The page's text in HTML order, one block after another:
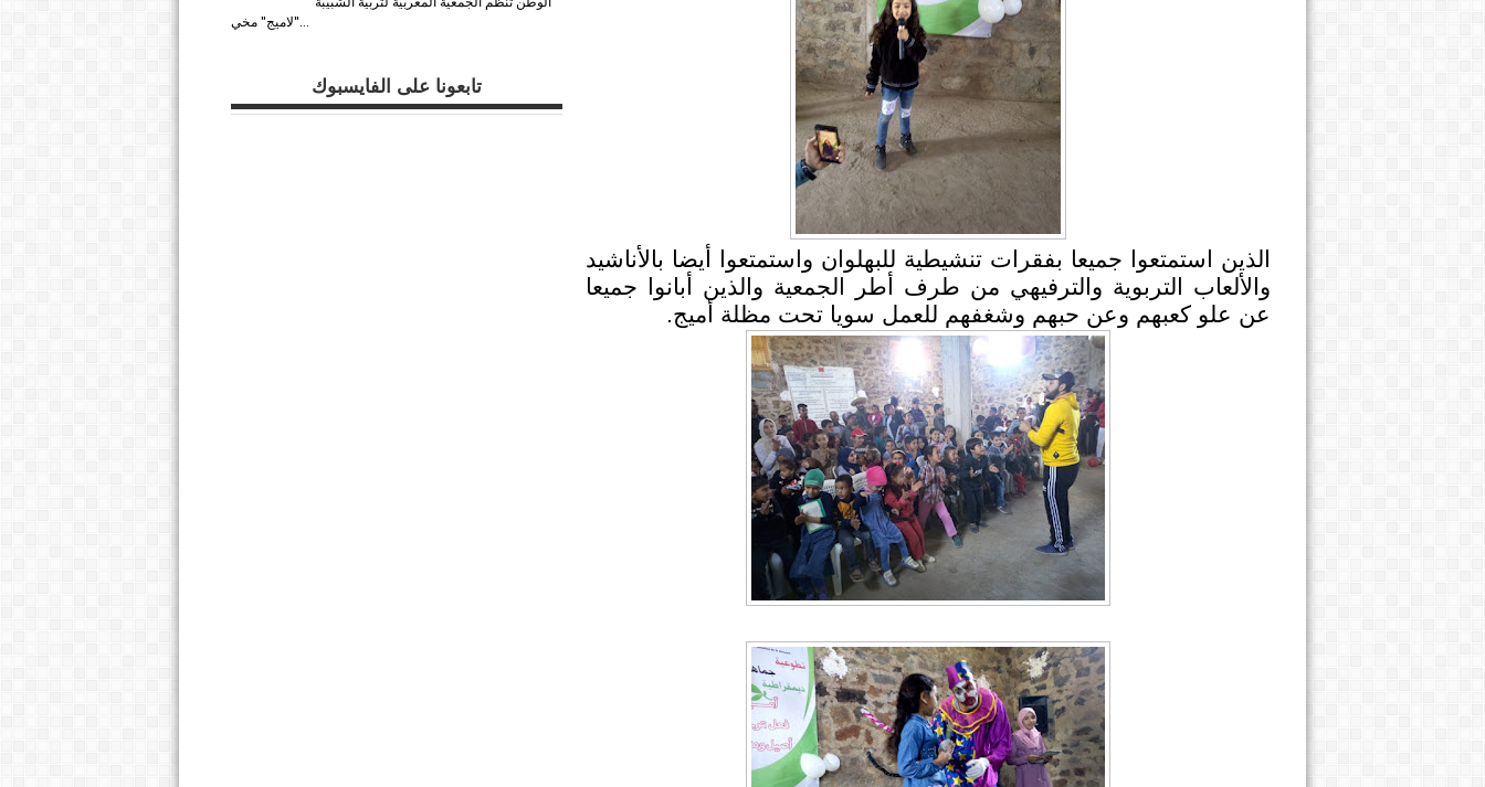
الذين استمتعوا جميعا بفقرات تنشيطية للبهلوان واستمتعوا أيضا بالأناشيد
والألعاب التربوية والترفيهي من طرف أطر الجمعية والذين أبانوا جميعا
عن علو كعبهم وعن حبهم وشغفهم للعمل سويا تحت مظلة أميج.
"لاميج" مخي...
تابعونا على الفايسبوك